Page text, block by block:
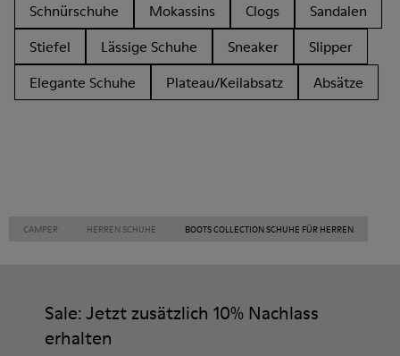
Schnürschuhe
Mokassins Clogs
Sandalen
Stiefel
Lässige Schuhe Sneaker
Slipper
Elegante Schuhe
Plateau/Keilabsatz Absätze
CAMPER HERREN SCHUHE BOOTS COLLECTION SCHUHE FÜR HERREN
Sale: Jetzt zusätzlich 10% Nachlass
erhalten